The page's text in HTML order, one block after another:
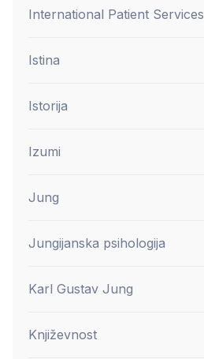
International Patient Services
Istina
Istorija
Izumi
Jung
Jungijanska psihologija
Karl Gustav Jung
Književnost